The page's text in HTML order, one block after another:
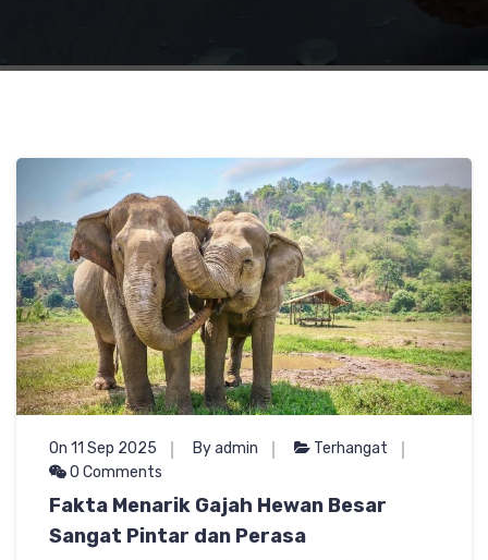
On 11 Sep 2025 By admin
Terhangat
0 Comments
Fakta Menarik Gajah Hewan Besar
Sangat Pintar dan Perasa